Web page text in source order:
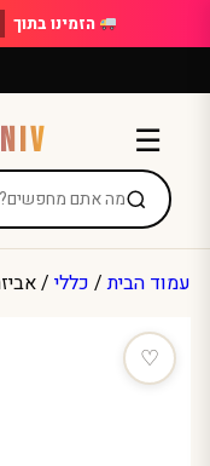
to
הזמינו בתוך
☰
עמוד הבית/ כללי /
♡